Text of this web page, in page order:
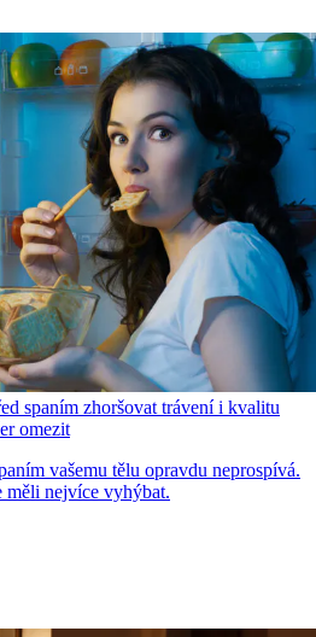
spaním zhoršovat trávení i kvalitu
omezit
vašemu tělu opravdu neprospívá.
měli nejvíce vyhýbat.